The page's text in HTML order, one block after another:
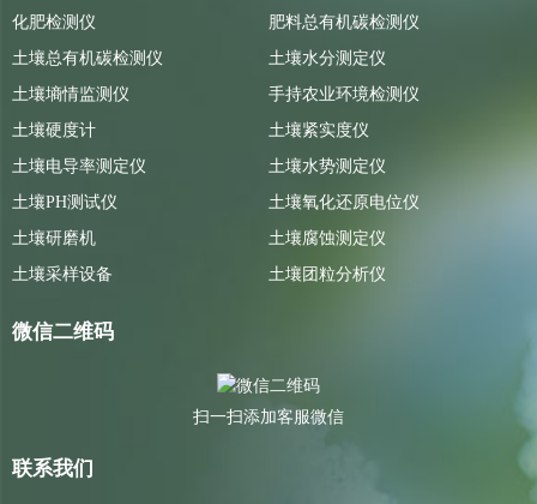
化肥检测仪
肥料总有机碳检测仪
土壤总有机碳检测仪
土壤水分测定仪
土壤墒情监测仪
手持农业环境检测仪
土壤硬度计
土壤紧实度仪
土壤电导率测定仪
土壤水势测定仪
土壤PH测试仪
土壤氧化还原电位仪
土壤研磨机
土壤腐蚀测定仪
土壤采样设备
土壤团粒分析仪
微信二维码
扫一扫添加客服微信
联系我们